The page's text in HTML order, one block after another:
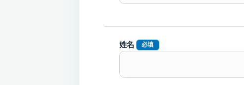
姓名 必填